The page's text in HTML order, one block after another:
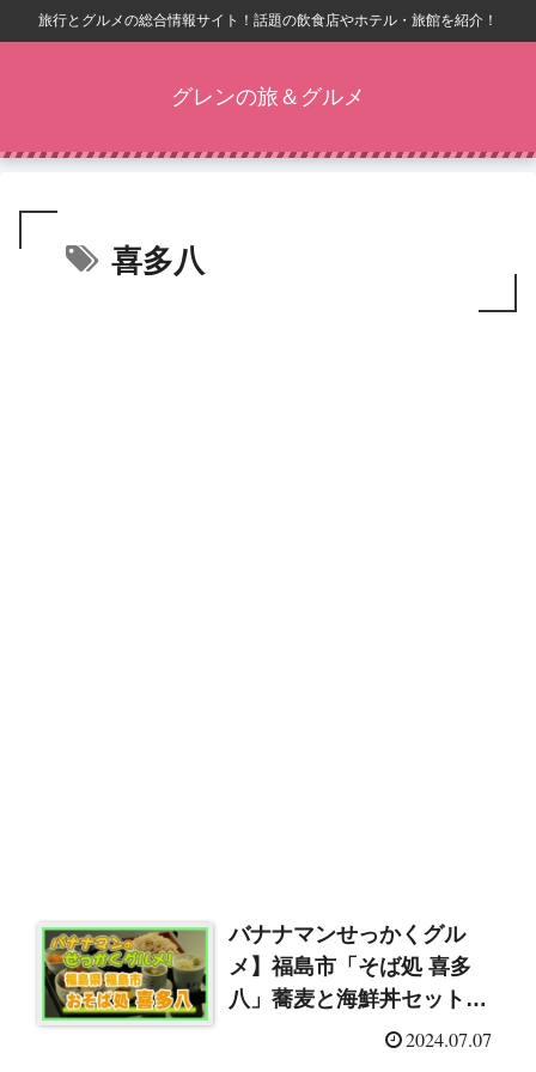
旅行とグルメの総合情報サイト！話題の飲食店やホテル・旅館を紹介！
グレンの旅＆グルメ
喜多八
バナナマンせっかくグル
メ】福島市「そば処 喜多
八」蕎麦と海鮮丼セット＆
2024.07.07